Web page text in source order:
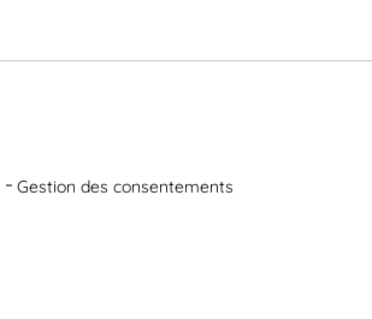
Gestion des consentements